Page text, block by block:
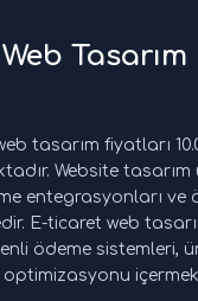
Tasarım
tasarım fiyatları
Website tasarım
entegrasyonları ve
E-ticaret web
ödeme sistemleri,
optimizasyonu